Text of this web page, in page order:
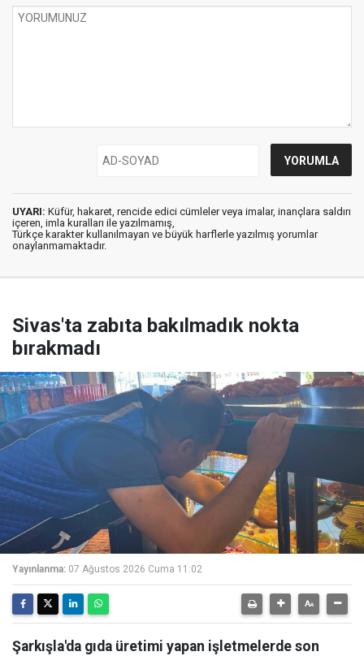
UYARI: Küfür, hakaret, rencide edici cümleler veya imalar, inançlara saldırı
içeren, imla kuralları ile yazılmamış,
Türkçe karakter kullanılmayan ve büyük harflerle yazılmış yorumlar
onaylanmamaktadır.
Sivas'ta zabıta bakılmadık nokta
bırakmadı
Yayınlanma: 07 Ağustos 2026 Cuma 11:02
Şarkışla'da gıda üretimi yapan işletmelerde son